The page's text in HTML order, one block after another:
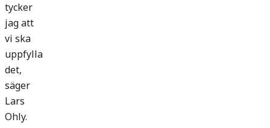
tycker
jag att
vi ska
uppfylla
det,
säger
Lars
Ohly.